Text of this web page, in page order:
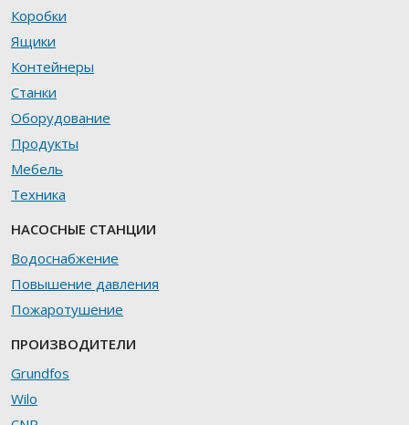
Коробки
Ящики
Контейнеры
Станки
Оборудование
Продукты
Мебель
Техника
НАСОСНЫЕ СТАНЦИИ
Водоснабжение
Повышение давления
Пожаротушение
ПРОИЗВОДИТЕЛИ
Grundfos
Wilo